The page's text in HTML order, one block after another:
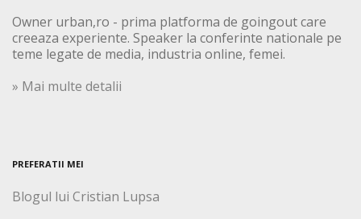
Owner urban,ro - prima platforma de goingout care
creeaza experiente. Speaker la conferinte nationale pe
teme legate de media, industria online, femei.
» Mai multe detalii
PREFERATII MEI
Blogul lui Cristian Lupsa